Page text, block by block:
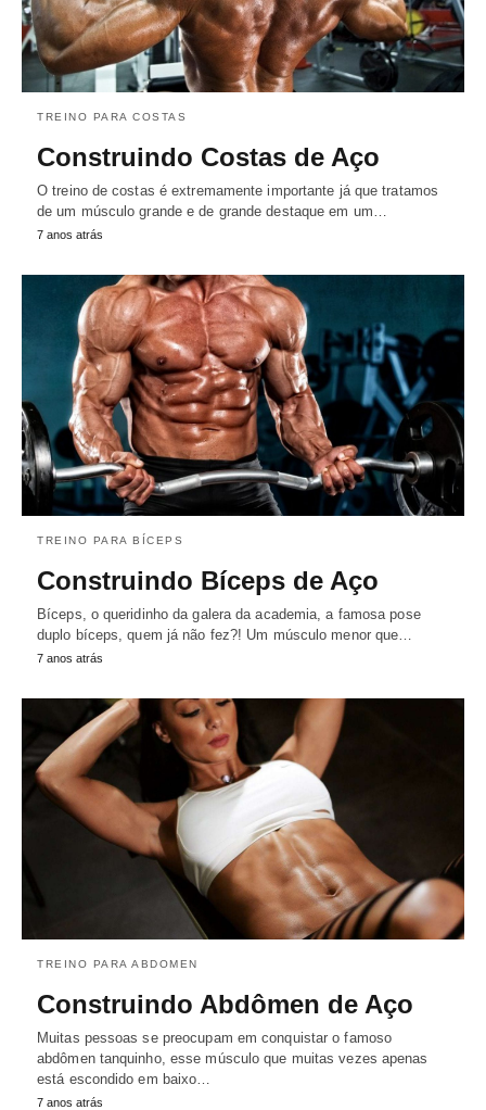
TREINO PARA COSTAS
Construindo Costas de Aço
O treino de costas é extremamente importante já que tratamos
de um músculo grande e de grande destaque em um…
7 anos atrás
TREINO PARA BÍCEPS
Construindo Bíceps de Aço
Bíceps, o queridinho da galera da academia, a famosa pose
duplo bíceps, quem já não fez?! Um músculo menor que…
7 anos atrás
TREINO PARA ABDOMEN
Construindo Abdômen de Aço
Muitas pessoas se preocupam em conquistar o famoso
abdômen tanquinho, esse músculo que muitas vezes apenas
está escondido em baixo…
7 anos atrás